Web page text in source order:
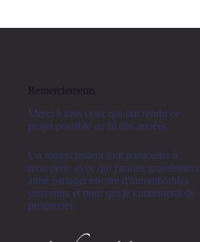
Remerciements
Merci à tous ceux qui ont rendu ce
projet possible au fil des années.
Un remerciement tout particulier à
mon père, avec qui j'aurais grandement
aimé partager encore d'innombrables
souvenirs et pour qui je continuerai de
progresser.